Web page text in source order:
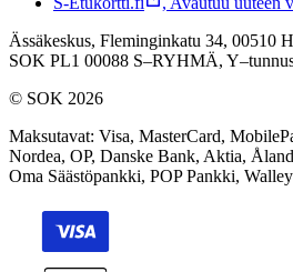
Ässäkeskus, Fleminginkatu 34, 00510
SOK PL1 00088 S–RYHMÄ,
© SOK 2026
Maksutavat: Visa, MasterCard,
Nordea, OP, Danske Bank, Aktia,
Oma Säästöpankki, POP Pankki, Walley